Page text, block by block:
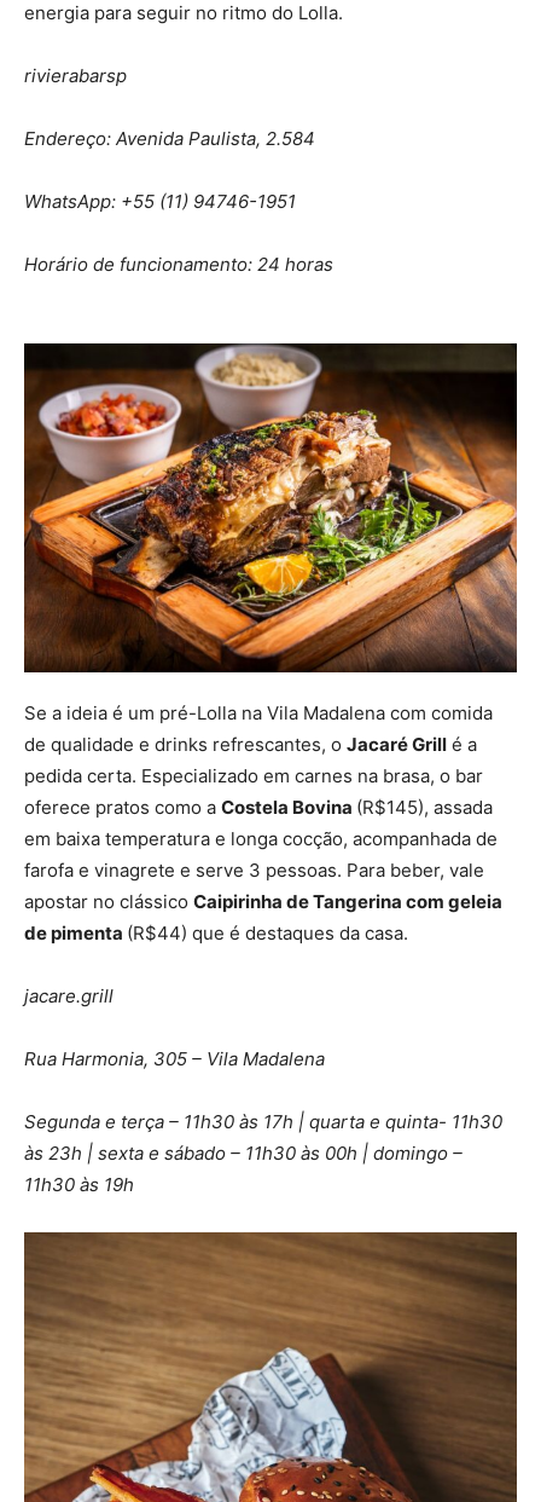
energia para seguir no ritmo do Lolla.
rivierabarsp
Endereço: Avenida Paulista, 2.584
WhatsApp: +55 (11) 94746-1951
Horário de funcionamento: 24 horas
Se a ideia é um pré-Lolla na Vila Madalena com comida
de qualidade e drinks refrescantes, o Jacaré Grill é a
pedida certa. Especializado em carnes na brasa, o bar
oferece pratos como a Costela Bovina (R$145), assada
em baixa temperatura e longa cocção, acompanhada de
farofa e vinagrete e serve 3 pessoas. Para beber, vale
apostar no clássico Caipirinha de Tangerina com geleia
de pimenta (R$44) que é destaques da casa.
jacare.grill
Rua Harmonia, 305 – Vila Madalena
Segunda e terça – 11h30 às 17h | quarta e quinta- 11h30
às 23h | sexta e sábado – 11h30 às 00h | domingo –
11h30 às 19h